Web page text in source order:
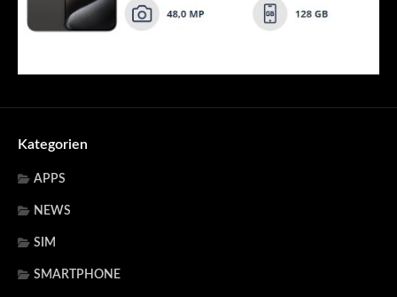
Kategorien
APPS
NEWS
SIM
SMARTPHONE